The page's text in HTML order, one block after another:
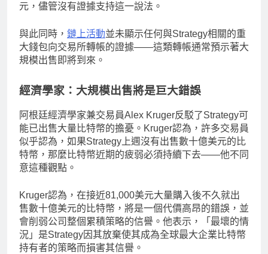
元，儘管沒有證據支持這一說法。
與此同時， 鏈上活動並未顯示任何與Strategy相關的重
大錢包向交易所轉帳的證據——這類轉帳通常預示著大
規模出售即將到來。
經濟學家：大規模出售將是巨大錯誤
阿根廷經濟學家兼交易員Alex Kruger反駁了Strategy可
能已出售大量比特幣的擔憂。Kruger認為，許多交易員
似乎認為，如果Strategy上週沒有出售數十億美元的比
特幣，那麼比特幣近期的疲弱必須持續下去——他不同
意這種觀點。
Kruger認為，在接近81,000美元大量購入後不久就出
售數十億美元的比特幣，將是一個代價高昂的錯誤，並
會削弱公司整個累積策略的信譽。他表示，「最壞的情
況」是Strategy因其放棄使其成為全球最大企業比特幣
持有者的策略而損害其信譽。